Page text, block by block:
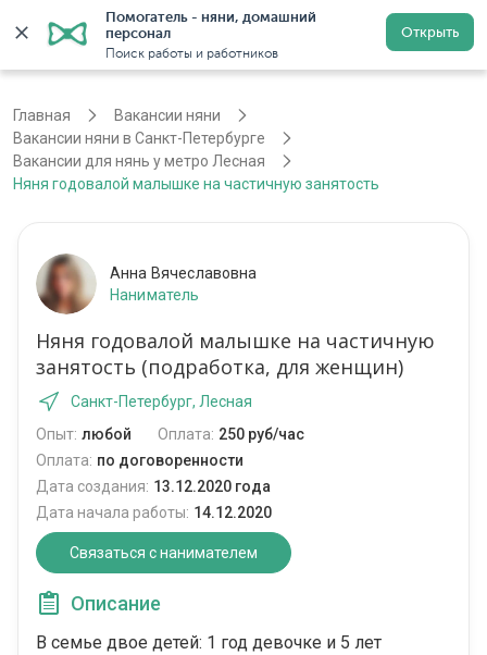
Помогатель - няни, домашний
персонал
Поиск работы и работников
Открыть
Санкт-Петербург Регистрация
Главная
Вакансии няни
Вакансии няни в Санкт-Петербурге
Вакансии для нянь у метро Лесная
Няня годовалой малышке на частичную занятость
Анна Вячеславовна
Наниматель
Няня годовалой малышке на частичную
занятость (подработка, для женщин)
Санкт-Петербург, Лесная
Опыт: любой Оплата: 250 руб/час
Оплата: по договоренности
Дата создания: 13.12.2020 года
Дата начала работы: 14.12.2020
Связаться с нанимателем
Описание
В семье двое детей: 1 год девочке и 5 лет